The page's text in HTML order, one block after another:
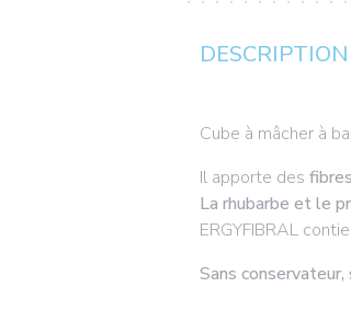
DESCRIPTION
Cube à mâcher à
Il apporte des
La rhubarbe et le
ERGYFIBRAL
Sans